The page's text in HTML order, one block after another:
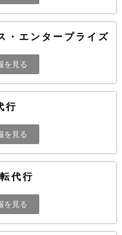
・エンタープライズ
を見る
行
を見る
代行
を見る